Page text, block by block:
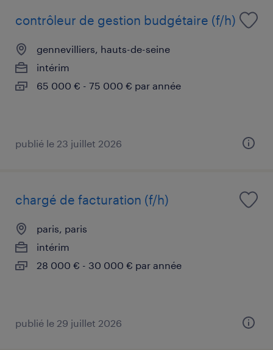
contrôleur de gestion budgétaire (f/h)
gennevilliers, hauts-de-seine
intérim
65 000 € - 75 000 € par année
publié le 23 juillet 2026
chargé de facturation (f/h)
paris, paris
intérim
28 000 € - 30 000 € par année
publié le 29 juillet 2026